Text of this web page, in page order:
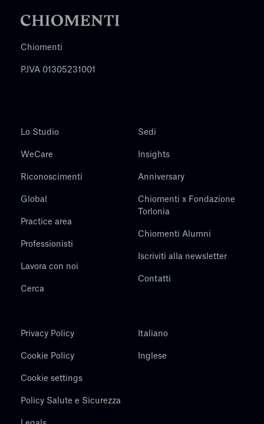
Chiomenti
P.IVA 01305231001
Lo Studio
WeCare
Riconoscimenti
Global
Practice area
Professionisti
Lavora con noi
Cerca
Sedi
Insights
Anniversary
Chiomenti x Fondazione
Torlonia
Chiomenti Alumni
Iscriviti alla newsletter
Contatti
Privacy Policy
Cookie Policy
Cookie settings
Policy Salute e Sicurezza
Italiano
Inglese